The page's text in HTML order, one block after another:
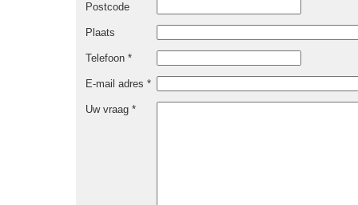
Postcode
Plaats
Telefoon *
E-mail adres *
Uw vraag *